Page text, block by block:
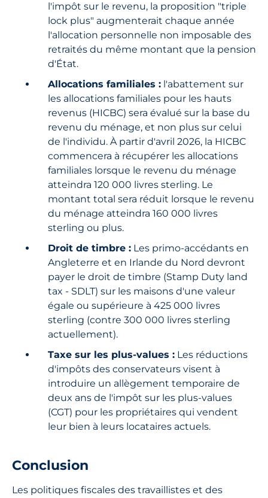
l'impôt sur le revenu, la proposition "triple
lock plus" augmenterait chaque année
l'allocation personnelle non imposable des
retraités du même montant que la pension
d'État.
Allocations familiales : l'abattement sur
les allocations familiales pour les hauts
revenus (HICBC) sera évalué sur la base du
revenu du ménage, et non plus sur celui
de l'individu. À partir d'avril 2026, la HICBC
commencera à récupérer les allocations
familiales lorsque le revenu du ménage
atteindra 120 000 livres sterling. Le
montant total sera réduit lorsque le revenu
du ménage atteindra 160 000 livres
sterling ou plus.
Droit de timbre : Les primo-accédants en
Angleterre et en Irlande du Nord devront
payer le droit de timbre (Stamp Duty land
tax - SDLT) sur les maisons d'une valeur
égale ou supérieure à 425 000 livres
sterling (contre 300 000 livres sterling
actuellement).
Taxe sur les plus-values : Les réductions
d'impôts des conservateurs visent à
introduire un allègement temporaire de
deux ans de l'impôt sur les plus-values
(CGT) pour les propriétaires qui vendent
leur bien à leurs locataires actuels.
Conclusion
Les politiques fiscales des travaillistes et des